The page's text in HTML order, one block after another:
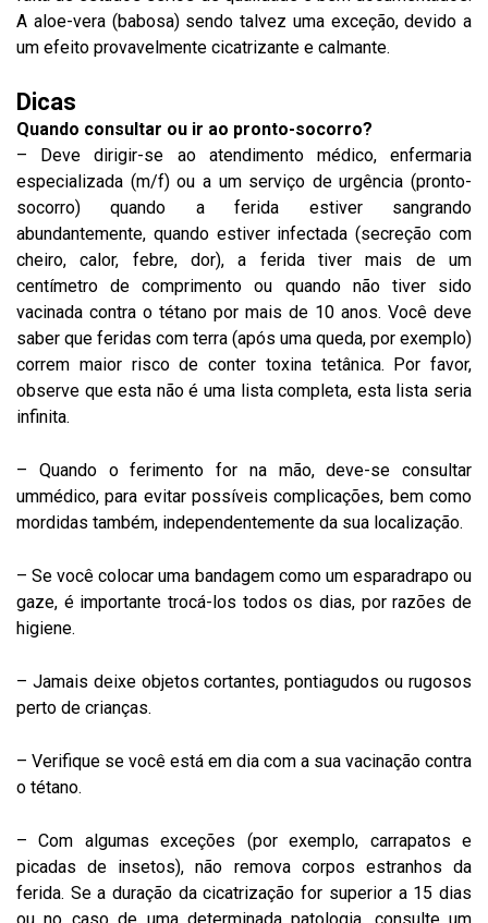
A aloe-vera (babosa) sendo talvez uma exceção, devido a
um efeito provavelmente cicatrizante e calmante.
Dicas
Quando consultar ou ir ao pronto-socorro?
– Deve dirigir-se ao atendimento médico, enfermaria
especializada (m/f) ou a um serviço de urgência (pronto-
socorro) quando a ferida estiver sangrando
abundantemente, quando estiver infectada (secreção com
cheiro, calor, febre, dor), a ferida tiver mais de um
centímetro de comprimento ou quando não tiver sido
vacinada contra o tétano por mais de 10 anos. Você deve
saber que feridas com terra (após uma queda, por exemplo)
correm maior risco de conter toxina tetânica. Por favor,
observe que esta não é uma lista completa, esta lista seria
infinita.
– Quando o ferimento for na mão, deve-se consultar
ummédico, para evitar possíveis complicações, bem como
mordidas também, independentemente da sua localização.
– Se você colocar uma bandagem como um esparadrapo ou
gaze, é importante trocá-los todos os dias, por razões de
higiene.
– Jamais deixe objetos cortantes, pontiagudos ou rugosos
perto de crianças.
– Verifique se você está em dia com a sua vacinação contra
o tétano.
– Com algumas exceções (por exemplo, carrapatos e
picadas de insetos), não remova corpos estranhos da
ferida. Se a duração da cicatrização for superior a 15 dias